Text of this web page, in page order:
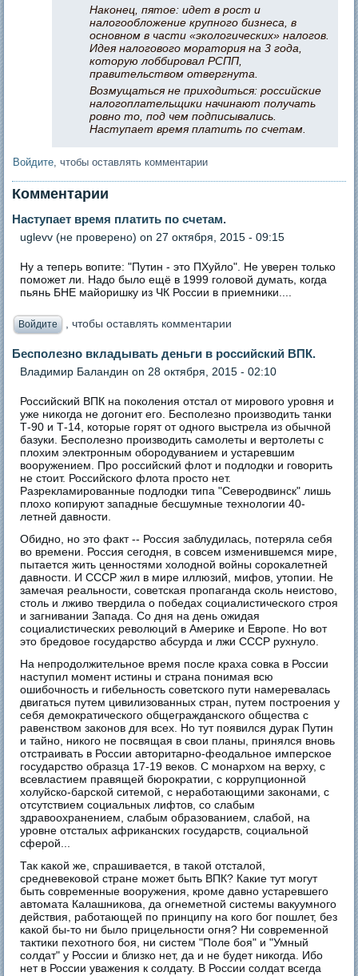
Наконец, пятое: идет в рост и
налогообложение крупного бизнеса, в
основном в части «экологических» налогов.
Идея налогового моратория на 3 года,
которую лоббировал РСПП,
правительством отвергнута.
Возмущаться не приходиться: российские
налогоплательщики начинают получать
ровно то, под чем подписывались.
Наступает время платить по счетам.
Войдите , чтобы оставлять комментарии
Комментарии
Наступает время платить по счетам.
uglevv (не проверено) on 27 октября, 2015 - 09:15
Ну а теперь вопите: "Путин - это ПХуйло". Не уверен только
поможет ли. Надо было ещё в 1999 головой думать, когда
пьянь БНЕ майоришку из ЧК России в приемники....
Войдите , чтобы оставлять комментарии
Бесполезно вкладывать деньги в российский ВПК.
Владимир Баландин on 28 октября, 2015 - 02:10
Российский ВПК на поколения отстал от мирового уровня и
уже никогда не догонит его. Бесполезно производить танки
Т-90 и Т-14, которые горят от одного выстрела из обычной
базуки. Бесполезно производить самолеты и вертолеты с
плохим электронным обородуванием и устаревшим
вооружением. Про российский флот и подлодки и говорить
не стоит. Российского флота просто нет.
Разрекламированные подлодки типа "Северодвинск" лишь
плохо копируют западные бесшумные технологии 40-
летней давности.
Обидно, но это факт -- Россия заблудилась, потеряла себя
во времени. Россия сегодня, в совсем изменившемся мире,
пытается жить ценностями холодной войны сорокалетней
давности. И СССР жил в мире иллюзий, мифов, утопии. Не
замечая реальности, советская пропаганда сколь неистово,
столь и лживо твердила о победах социалистического строя
и загнивании Запада. Со дня на день ожидая
социалистических революций в Америке и Европе. Но вот
это бредовое государство абсурда и лжи СССР рухнуло.
На непродолжительное время после краха совка в России
наступил момент истины и страна понимая всю
ошибочность и гибельность советского пути намеревалась
двигаться путем цивилизованных стран, путем построения у
себя демократического общегражданского общества с
равенством законов для всех. Но тут появился дурак Путин
и тайно, никого не посвящая в свои планы, принялся вновь
отстраивать в России авторитарно-феодальное имперское
государство образца 17-19 веков. С монархом на верху, с
всевластием правящей бюрократии, с коррупционной
холуйско-барской ситемой, с неработающими законами, с
отсутствием социальных лифтов, со слабым
здравоохранением, слабым образованием, слабой, на
уровне отсталых африканских государств, социальной
сферой...
Так какой же, спрашивается, в такой отсталой,
средневековой стране может быть ВПК? Какие тут могут
быть современные вооружения, кроме давно устаревшего
автомата Калашникова, да огнеметной системы вакуумного
действия, работающей по принципу на кого бог пошлет, без
какой бы-то ни было прицельности огня? Ни современной
тактики пехотного боя, ни систем "Поле боя" и "Умный
солдат" у России и близко нет, да и не будет никогда. Ибо
нет в России уважения к солдату. В России солдат всегда